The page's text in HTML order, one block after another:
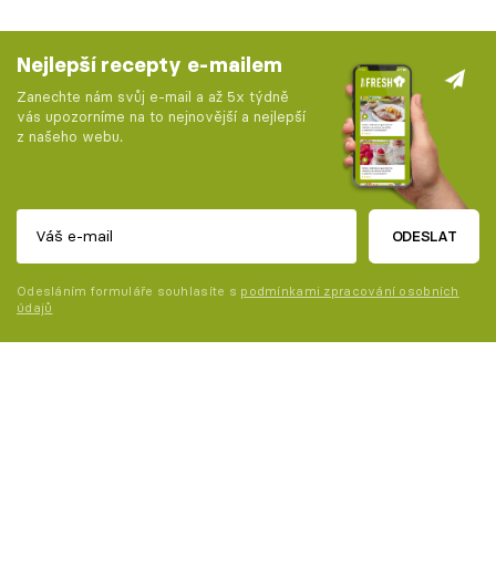
Nejlepší recepty e-mailem
Zanechte nám svůj e-mail a až 5x týdně
vás upozorníme na to nejnovější a nejlepší
z našeho webu.
ODESLAT
Odesláním formuláře souhlasíte s podmínkami zpracování osobních
údajů